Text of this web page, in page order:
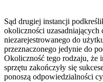
Sąd drugiej instancji
okoliczności
niezarejestrowanego do
przeznaczonego jedynie do
Okoliczność tego rodzaju, że
sprzętu zakończyły się
ponoszą odpowiedzialności